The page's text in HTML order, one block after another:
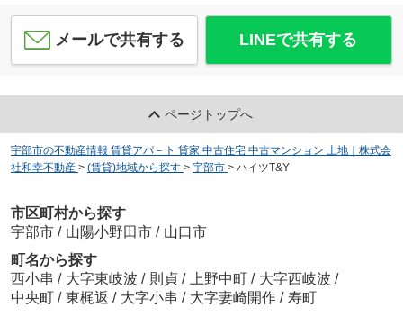
メールで共有する LINEで共有する
ページトップへ
宇部市の不動産情報 賃貸アパ－ト 貸家 中古住宅 中古マンション 土地｜株式会
社和幸不動産 > (賃貸)地域から探す > 宇部市 > ハイツT&Y
市区町村から探す
宇部市 / 山陽小野田市 / 山口市
町名から探す
西小串 / 大字東岐波 / 則貞 / 上野中町 / 大字西岐波 /
中央町 / 東梶返 / 大字小串 / 大字妻崎開作 / 寿町